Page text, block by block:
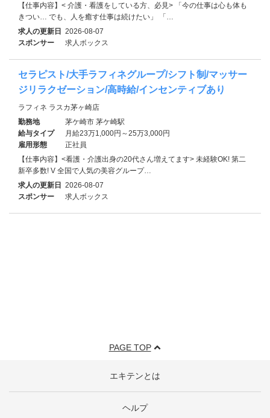
【仕事内容】< 介護・看護をしている方、必見> 「今の仕事は心も体も
きつい… でも、人を癒す仕事は続けたい」 「…
求人の更新日 2026-08-07
スポンサー
求人ボックス
セラピスト/大手ラフィネグループ/シフト制/マッサー
ジリラクゼーション/高時給/インセンティブあり
ラフィネ ラスカ茅ヶ崎店
勤務地
茅ケ崎市 茅ケ崎駅
給与タイプ
月給23万1,000円～25万3,000円
雇用形態
正社員
【仕事内容】<看護・介護出身の20代さん増えてます> 未経験OK! 第二
新卒多数! V 全国で人気の美容グループ…
求人の更新日 2026-08-07
スポンサー
求人ボックス
PAGE TOP
エキテンとは
ヘルプ